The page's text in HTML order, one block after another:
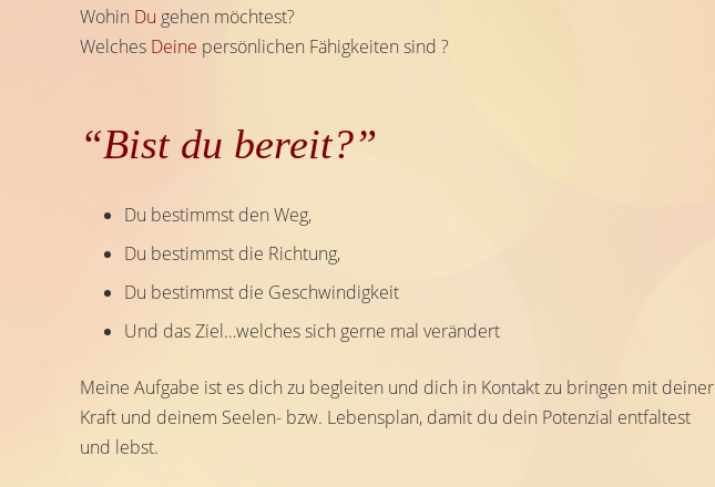
Wohin Du gehen möchtest?
Welches Deine persönlichen Fähigkeiten sind ?
“Bist du bereit?”
Du bestimmst den Weg,
Du bestimmst die Richtung,
Du bestimmst die Geschwindigkeit
Und das Ziel…welches sich gerne mal verändert
Meine Aufgabe ist es dich zu begleiten und dich in Kontakt zu bringen mit deiner
Kraft und deinem Seelen- bzw. Lebensplan, damit du dein Potenzial entfaltest
und lebst.